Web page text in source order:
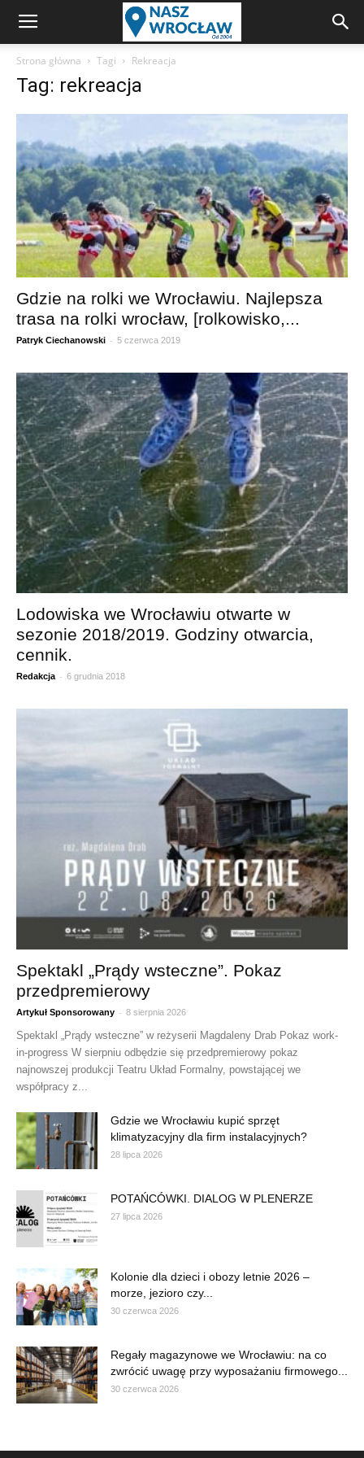
Strona główna Tagi Rekreacja
Tag: rekreacja
Gdzie na rolki we Wrocławiu. Najlepsza
trasa na rolki wrocław, [rolkowisko,...
Patryk Ciechanowski - 5 czerwca 2019
Lodowiska we Wrocławiu otwarte w
sezonie 2018/2019. Godziny otwarcia,
cennik.
Redakcja - 6 grudnia 2018
Spektakl „Prądy wsteczne”. Pokaz
przedpremierowy
Artykuł Sponsorowany - 8 sierpnia 2026
Spektakl „Prądy wsteczne” w reżyserii Magdaleny Drab Pokaz work-
in-progress W sierpniu odbędzie się przedpremierowy pokaz
najnowszej produkcji Teatru Układ Formalny, powstającej we
współpracy z...
Gdzie we Wrocławiu kupić sprzęt
klimatyzacyjny dla firm instalacyjnych?
28 lipca 2026
POTAŃCÓWKI. DIALOG W PLENERZE
27 lipca 2026
Kolonie dla dzieci i obozy letnie 2026 –
morze, jezioro czy...
30 czerwca 2026
Regały magazynowe we Wrocławiu: na co
zwrócić uwagę przy wyposażaniu firmowego...
30 czerwca 2026